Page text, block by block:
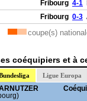
Fribourg 4-1
Fribourg 0-3
coupe(s)
coéquipiers et à
Ligue Europa